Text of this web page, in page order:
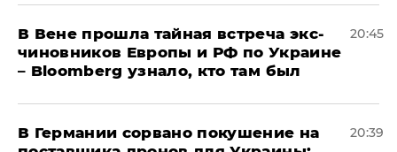
В Вене прошла тайная встреча экс-
чиновников Европы и РФ по Украине
– Bloomberg узнало, кто там был
20:45
​В Германии сорвано покушение на
20:39